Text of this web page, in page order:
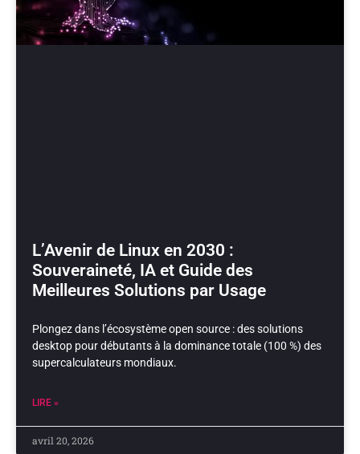
L’Avenir de Linux en 2030 :
Souveraineté, IA et Guide des
Meilleures Solutions par Usage
Plongez dans l’écosystème open source : des solutions
desktop pour débutants à la dominance totale (100 %) des
supercalculateurs mondiaux.
LIRE »
avril 20, 2026